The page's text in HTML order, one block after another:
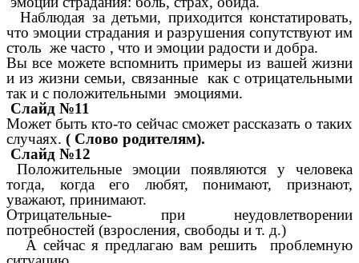
Наблюдая за детьми, приходится констатировать,
что эмоции страдания и разрушения сопутствуют им
столь же часто , что и эмоции радости и добра.
Вы все можете вспомнить примеры из вашей жизни
и из жизни семьи, связанные как с отрицательными
так и с положительными эмоциями.
Слайд №11
Может быть кто-то сейчас сможет рассказать о таких
случаях. ( Слово родителям).
Слайд №12
Положительные эмоции появляются у человека
тогда, когда его любят, понимают, признают,
уважают, принимают.
Отрицательные- при неудовлетворении
потребностей (взросления, свободы и т. д.)
А сейчас я предлагаю вам решить проблемную